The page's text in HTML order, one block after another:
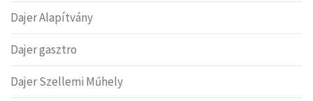
Dajer Alapítvány
Dajer gasztro
Dajer Szellemi Műhely